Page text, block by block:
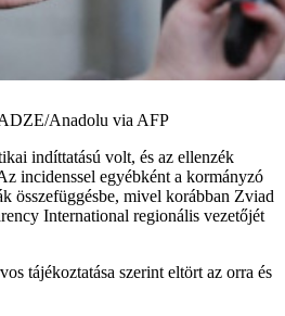
Anadolu via AFP
indíttatású volt, és az ellenzék
incidenssel egyébként a kormányzó
összefüggésbe, mivel korábban Zviad
International regionális vezetőjét
tájékoztatása szerint eltört az orra és